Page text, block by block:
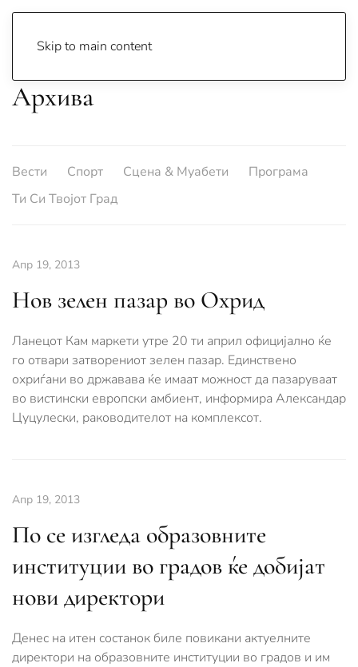
Skip to main content
Архива
Вести Спорт Сцена & Муабети
Програма
Ти Си Твојот Град
Апр 19, 2013
Нов зелен пазар во Охрид
Ланецот Кам маркети утре 20 ти април официјално ќе
го отвари затворениот зелен пазар. Единствено
охриѓани во државава ќе имаат можност да пазаруваат
во вистински европски амбиент, информира Александар
Цуцулески, раководителот на комплексот.
Апр 19, 2013
По се изгледа образовните
институции во градов ќе добијат
нови директори
Денес на итен состанок биле повикани актуелните
директори на образовните институции во градов и им